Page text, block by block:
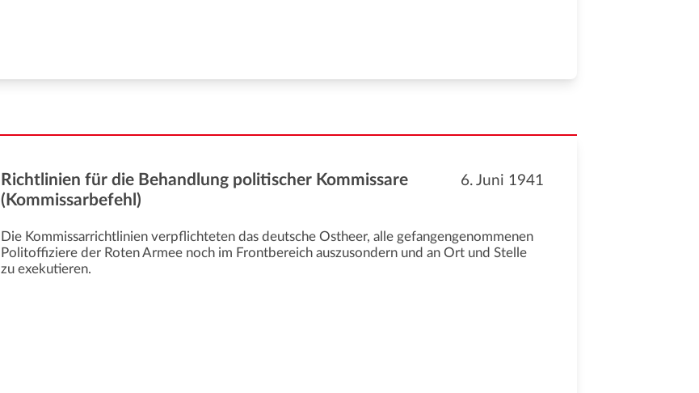
6. Juni 1941
Richtlinien für die Behandlung politischer Kommissare
(Kommissarbefehl)
Die Kommissarrichtlinien verpflichteten das deutsche Ostheer, alle gefangengenommenen
Politoffiziere der Roten Armee noch im Frontbereich auszusondern und an Ort und Stelle
zu exekutieren.